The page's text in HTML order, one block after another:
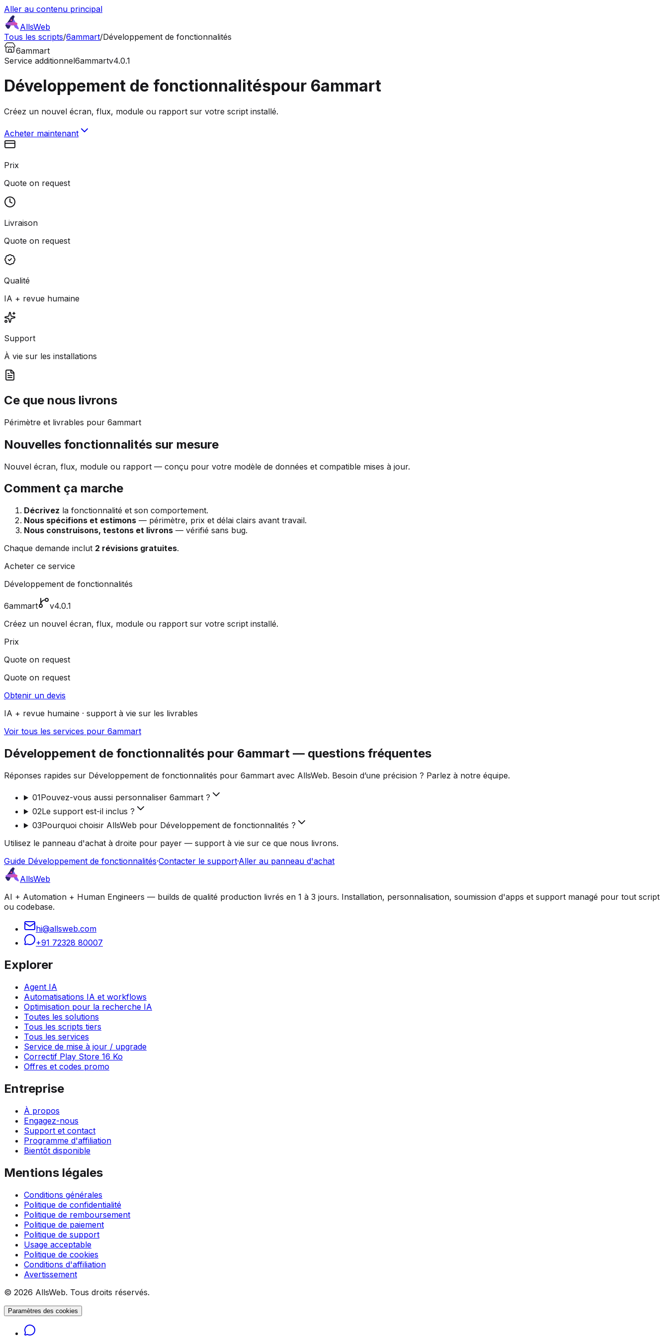
Aller au contenu principal
AllsWeb
Tous les scripts/6ammart/Développement de fonctionnalités
6ammart
Service additionnel6ammartv4.0.1
Développement de fonctionnalitéspour 6ammart
Créez un nouvel écran, flux, module ou rapport sur votre script installé.
Acheter maintenant
Prix
Quote on request
Livraison
Quote on request
Qualité
IA + revue humaine
Support
À vie sur les installations
Ce que nous livrons
Périmètre et livrables pour 6ammart
Nouvelles fonctionnalités sur mesure
Nouvel écran, flux, module ou rapport — conçu pour votre modèle de données et compatible mises à jour.
Comment ça marche
Décrivez la fonctionnalité et son comportement.
Nous spécifions et estimons — périmètre, prix et délai clairs avant travail.
Nous construisons, testons et livrons — vérifié sans bug.
Chaque demande inclut 2 révisions gratuites.
Acheter ce service
Développement de fonctionnalités
6ammart
v4.0.1
Créez un nouvel écran, flux, module ou rapport sur votre script installé.
Prix
Quote on request
Quote on request
Obtenir un devis
IA + revue humaine · support à vie sur les livrables
Voir tous les services pour 6ammart
Développement de fonctionnalités pour 6ammart — questions fréquentes
Réponses rapides sur Développement de fonctionnalités pour 6ammart avec AllsWeb. Besoin d’une précision ? Parlez à notre équipe.
01Pouvez-vous aussi personnaliser 6ammart ?
02Le support est-il inclus ?
03Pourquoi choisir AllsWeb pour Développement de fonctionnalités ?
Utilisez le panneau d'achat à droite pour payer — support à vie sur ce que nous livrons.
Guide Développement de fonctionnalités·Contacter le support·Aller au panneau d'achat
AllsWeb
AI + Automation + Human Engineers — builds de qualité production livrés en 1 à 3 jours. Installation, personnalisation, soumission d'apps et support managé pour tout script
ou codebase.
hi@allsweb.com
+91 72328 80007
Explorer
Agent IA
Automatisations IA et workflows
Optimisation pour la recherche IA
Toutes les solutions
Tous les scripts tiers
Tous les services
Service de mise à jour / upgrade
Correctif Play Store 16 Ko
Offres et codes promo
Entreprise
À propos
Engagez-nous
Support et contact
Programme d'affiliation
Bientôt disponible
Mentions légales
Conditions générales
Politique de confidentialité
Politique de remboursement
Politique de paiement
Politique de support
Usage acceptable
Politique de cookies
Conditions d'affiliation
Avertissement
© 2026 AllsWeb. Tous droits réservés.
Paramètres des cookies